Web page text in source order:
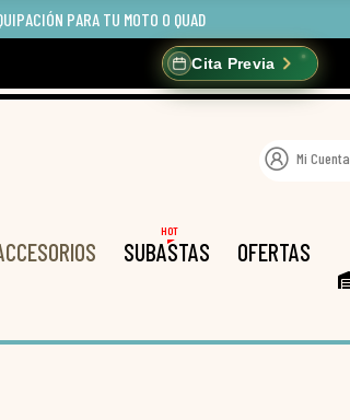
PARA TU MOTO O QUAD
Cita Previa
Mi Cuenta
SUBASTAS
HOT
OFERTAS